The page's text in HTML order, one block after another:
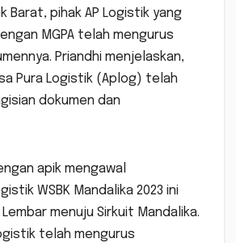
Barat, pihak AP Logistik yang
MGPA telah mengurus
Priandhi menjelaskan,
Pura Logistik (Aplog) telah
dokumen dan
apik mengawal
WSBK Mandalika 2023 ini
menuju Sirkuit Mandalika.
telah mengurus